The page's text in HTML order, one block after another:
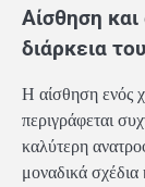
Αίσθηση
διάρκεια
Η αίσθηση ενός
περιγράφεται
καλύτερη
μοναδικά